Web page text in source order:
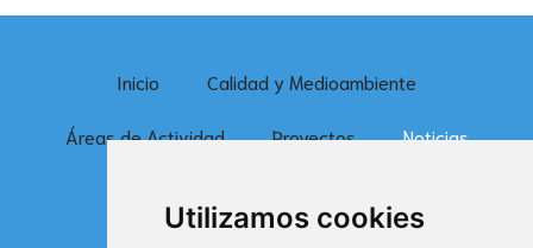
Utilizamos cookies
Inicio Calidad y Medioambiente
Áreas de Actividad Proyectos Noticias